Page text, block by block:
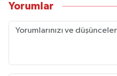
Yorumlar